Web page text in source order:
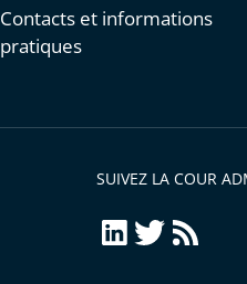
Contacts et informations
pratiques
SUIVEZ LA COUR
LinkedInTwitter
Flux
RSS